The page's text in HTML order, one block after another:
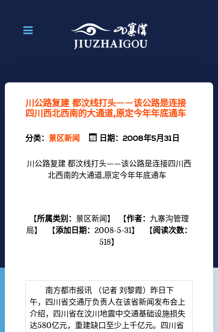
川公路复建 都汶线打头——该公路是连接
四川西北西南的大通道,原定今年年底通车
分类： 景区新闻 日期：2008年5月31日
川公路复建 都汶线打头——该公路是连接四川西
北西南的大通道,原定今年年底通车
【所属类别： 景区新闻 】 【作者： 九寨沟管理
局】 【添加日期： 2008-5-31】 【阅读次数：
518】
南方都市报讯 （记者 刘黎霞）昨日下
午，四川省交通厅负责人在该省新闻发布会上
介绍，四川省在汶川地震中交通基础设施损失
达580亿元，重建缺口至少上千亿元。四川省